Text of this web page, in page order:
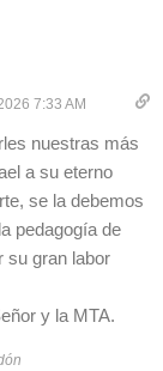
7:33 AM
nuestras más
a su eterno
se la debemos
pedagogía de
su gran labor
y la MTA.